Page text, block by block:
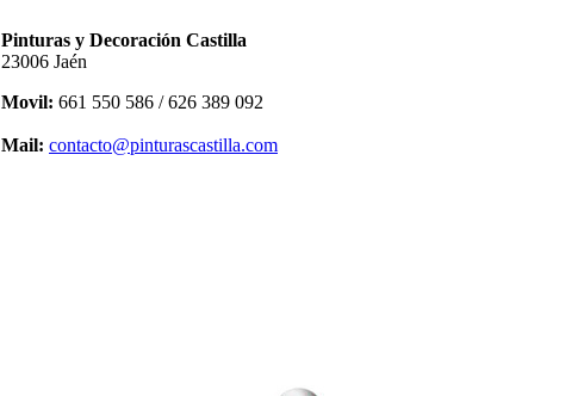
Pinturas y Decoración Castilla
23006 Jaén
Movil: 661 550 586 / 626 389 092
Mail: contacto@pinturascastilla.com